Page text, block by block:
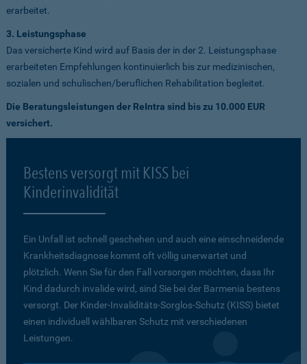
erarbeitet.
3. Leistungsphase
Das versicherte Kind wird auf Basis der in der 2. Leistungsphase
erarbeiteten Empfehlungen kontinuierlich bis zur medizinischen,
sozialen und schulischen/beruflichen Rehabilitation begleitet.
Die Beratungsleistungen der ReIntra sind bis zu 10.000 EUR
versichert.
Bestens versorgt mit KISS bei
Kinderinvalidität
Ein Unfall ist schnell geschehen und auch eine einschneidende
Krankheitsdiagnose kommt oft völlig unerwartet und
plötzlich. Wenn Sie für den Fall vorsorgen möchten, dass Ihr
Kind dadurch invalide wird, sind Sie bei der Barmenia bestens
versorgt. Der Kinder-Invaliditäts-Sorglos-Schutz (KISS) bietet
einen individuell wählbaren Schutz mit verschiedenen
Leistungen.